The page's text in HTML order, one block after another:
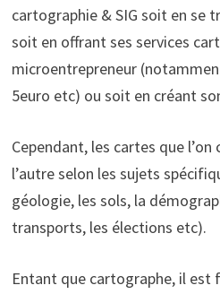
cartographie & SIG soit en se
soit en offrant ses services
microentrepreneur
5euro etc) ou soit en créant
Cependant, les cartes que
l’autre selon les sujets
géologie, les sols, la
transports, les élections etc).
Entant que cartographe, il est